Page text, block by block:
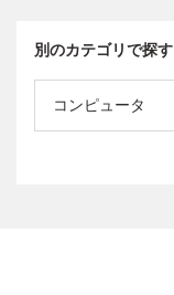
別のカテゴリで探す
コンピュータ